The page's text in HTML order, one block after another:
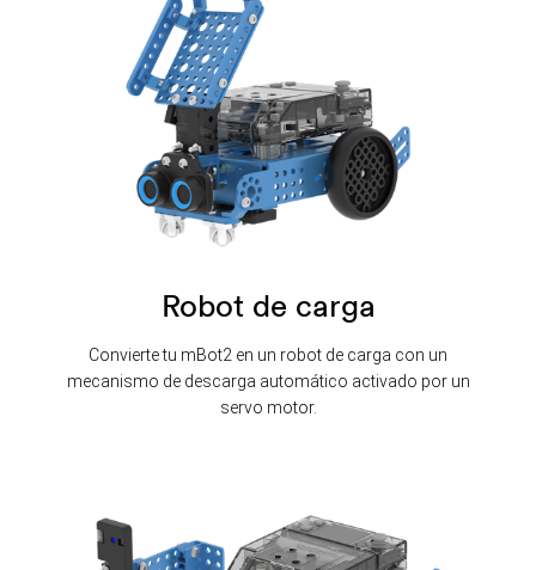
Robot de carga
Convierte tu mBot2 en un robot de carga con un
mecanismo de descarga automático activado por un
servo motor.